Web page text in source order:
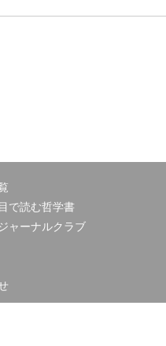
で読む哲学書
ャーナルクラブ